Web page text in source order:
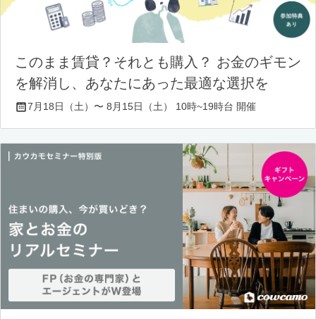
このまま賃貸？それとも購入？ お金のギモン
を解消し、あなたにあった最適な選択を
7月18日（土）〜 8月15日（土） 10時~19時台 開催